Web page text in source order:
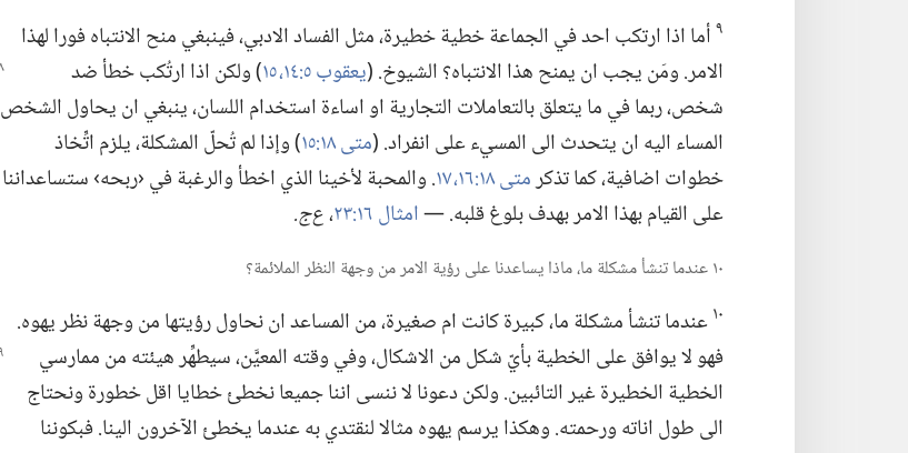
٩أما اذا ارتكب احد في الجماعة خطية خطيرة،‏ مثل الفساد الادبي،‏ فينبغي منح الانتباه فورا لهذا
الامر.‏ ومَن يجب ان يمنح هذا الانتباه؟‏ الشيوخ.‏ (‏يعقوب ٥:‏​١٤،‏ ١٥ ‏)‏ ولكن اذا ارتُكب خطأضد
شخص،‏ ربما في ما يتعلق بالتعاملات التجارية او اساءة استخدام اللسان،‏ ينبغي ان يحاول الشخص
المساء اليه ان يتحدث الى المسيء على انفراد.‏ (‏متى ١٨:‏١٥
‏)‏ وإذا لم تُحلّ المشكلة،‏ يلزم اتِّخاذ
خطوات اضافية،‏ كما تذكرمتى ١٨:‏​١٦،‏ ١٧
‏.‏ والمحبة لأخينا الذي اخطأ والرغبة في ‹ربحه› ستساعداننا
على القيام بهذا الامر بهدف بلوغ قلبه.‏ —‏امثال ١٦:‏٢٣ ‏،‏ع‌ج.‏
١٠ عندما تنشأ مشكلة ما،‏ ماذا يساعدنا على رؤية الامر من وجهة النظر الملائمة؟‏
١٠عندما تنشأ مشكلة ما،‏ كبيرة كانت ام صغيرة،‏ من المساعد ان نحاول رؤيتها من وجهة نظر يهوه.‏
فهو لا يوافق على الخطيةبأيّ شكل من الاشكال،‏ وفي وقته المعيَّن،‏ سيطهِّر هيئته من ممارسي
الخطية الخطيرة غير التائبين.‏ ولكن دعونا لا ننسى اننا جميعا نخطئ خطايا اقل خطورة ونحتاج
الى طول اناته ورحمته.‏ وهكذا يرسم يهوه مثالا لنقتدي به عندما يخطئ الآخرون الينا.‏ فبكوننا